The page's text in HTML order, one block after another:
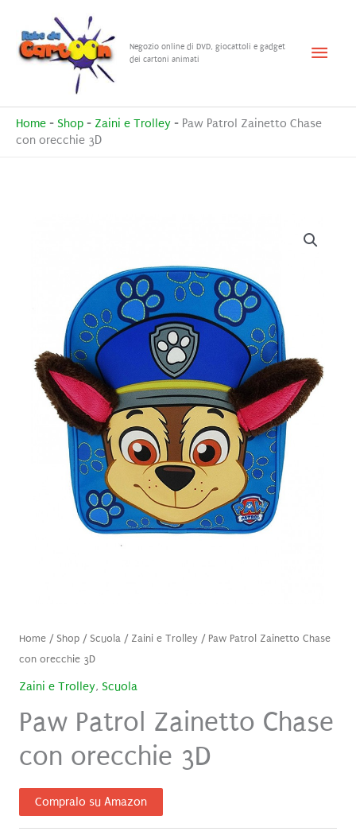
contenuto
Negozio online di DVD, giocattoli e gadget
dei cartoni animati
Menu
Home - Shop - Zaini e Trolley - Paw Patrol Zainetto Chase
con orecchie 3D
Home/ Shop/ Scuola/ Zaini e Trolley/ Paw Patrol Zainetto Chase
con orecchie 3D
Zaini e Trolley, Scuola
Paw Patrol Zainetto Chase
con orecchie 3D
Compralo su Amazon